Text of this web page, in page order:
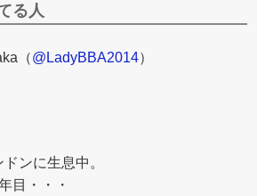
る人
（@LadyBBA2014）
ンに生息中。
目・・・